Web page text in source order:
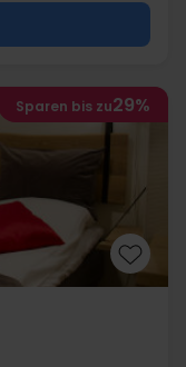
Sparen bis zu29%